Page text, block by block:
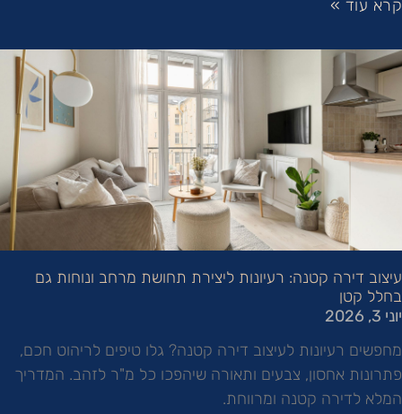
קרא עוד »
עיצוב דירה קטנה: רעיונות ליצירת תחושת מרחב ונוחות גם
בחלל קטן
יוני 3, 2026
מחפשים רעיונות לעיצוב דירה קטנה? גלו טיפים לריהוט חכם,
פתרונות אחסון, צבעים ותאורה שיהפכו כל מ"ר לזהב. המדריך
המלא לדירה קטנה ומרווחת.